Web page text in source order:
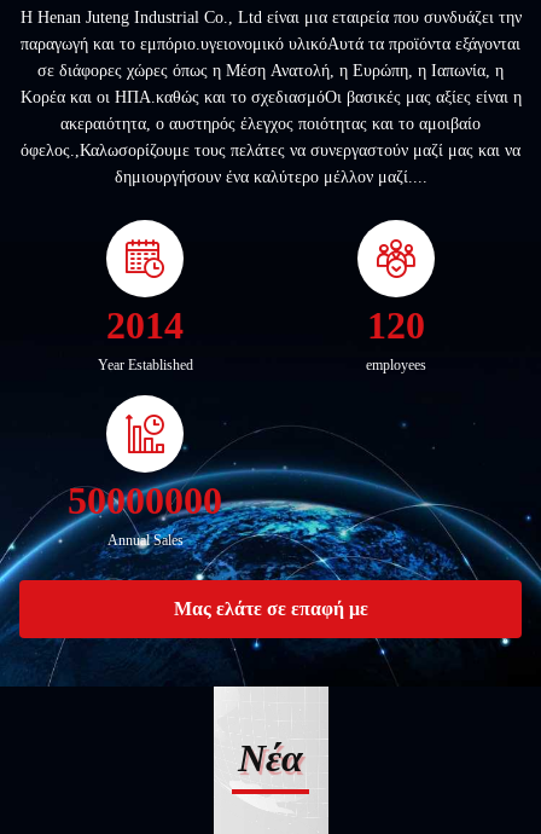
Η Henan Juteng Industrial Co., Ltd είναι μια εταιρεία που συνδυάζει την
παραγωγή και το εμπόριο.υγειονομικό υλικόΑυτά τα προϊόντα εξάγονται
σε διάφορες χώρες όπως η Μέση Ανατολή, η Ευρώπη, η Ιαπωνία, η
Κορέα και οι ΗΠΑ.καθώς και το σχεδιασμόΟι βασικές μας αξίες είναι η
ακεραιότητα, ο αυστηρός έλεγχος ποιότητας και το αμοιβαίο
όφελος.,Καλωσορίζουμε τους πελάτες να συνεργαστούν μαζί μας και να
δημιουργήσουν ένα καλύτερο μέλλον μαζί....
2014
Year Established
120
employees
50000000
Annual Sales
Μας ελάτε σε επαφή με
Νέα